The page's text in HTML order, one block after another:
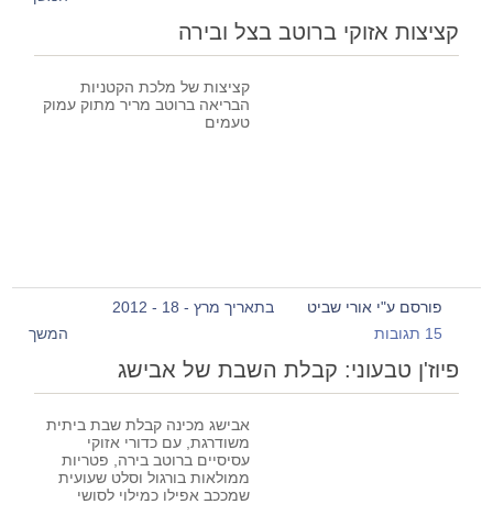
קציצות אזוקי ברוטב בצל ובירה
קציצות של מלכת הקטניות
הבריאה ברוטב מריר מתוק עמוק
טעמים
פורסם ע"י אורי שביט
בתאריך מרץ - 18 - 2012
15 תגובות
המשך
פיוז'ן טבעוני: קבלת השבת של אבישג
אבישג מכינה קבלת שבת ביתית
משודרגת, עם כדורי אזוקי
עסיסיים ברוטב בירה, פטריות
ממולאות בורגול וסלט שעועית
שמככב אפילו כמילוי לסושי